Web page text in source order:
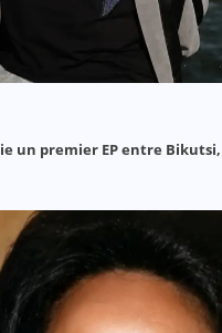
un premier EP entre